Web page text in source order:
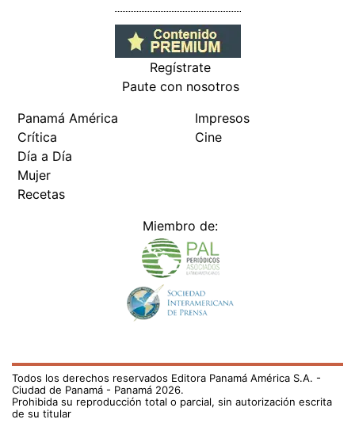
Regístrate
Paute con nosotros
Panamá América
Crítica
Día a Día
Mujer
Recetas
Impresos
Cine
Miembro de:
Todos los derechos reservados Editora Panamá América S.A. -
Ciudad de Panamá - Panamá 2026.
Prohibida su reproducción total o parcial, sin autorización escrita
de su titular